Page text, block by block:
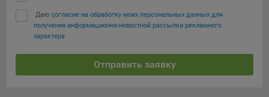
Chrome
Safari
Даю согласие на обработку моих персональных данных для
получения информационно-новостной рассылки рекламного
характера
Отправить заявку